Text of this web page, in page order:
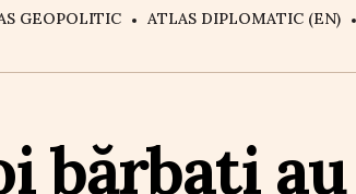
GEOPOLITIC ATLAS DIPLOMATIC (EN)
bărbați